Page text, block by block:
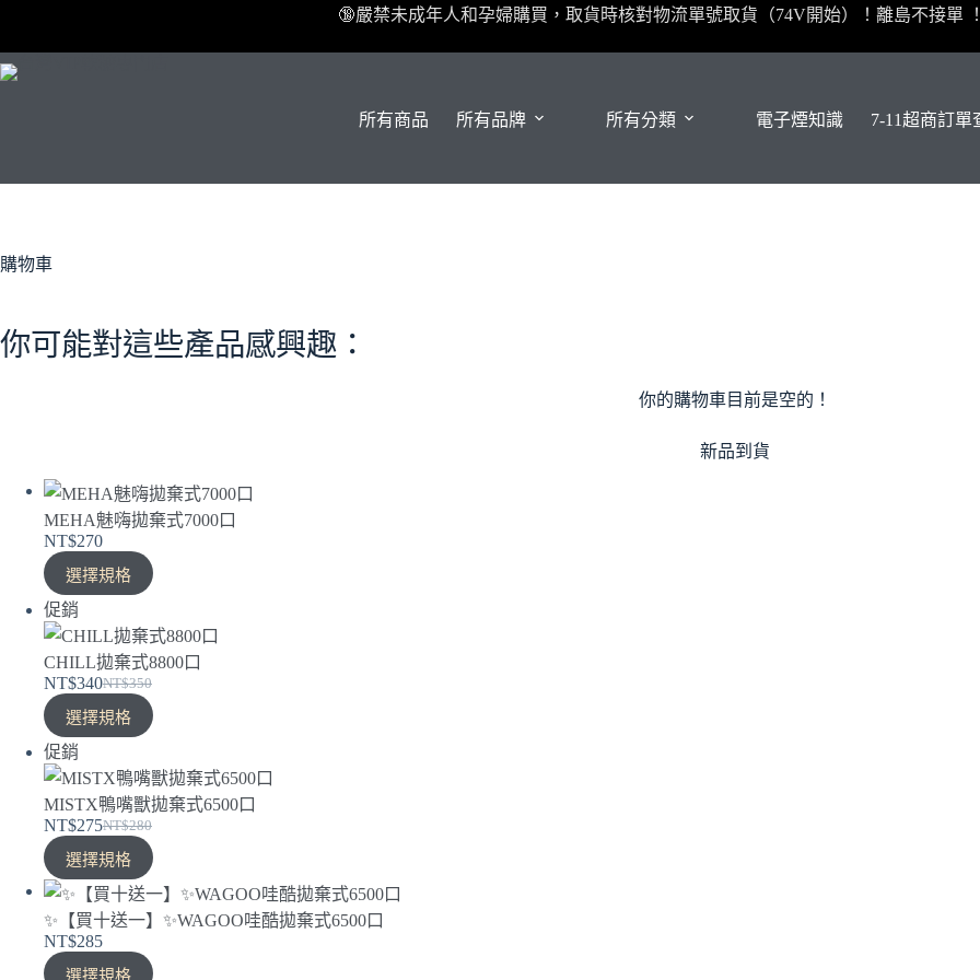
主
🔞嚴禁未成年人和孕婦購買，取貨時核對物流單號取貨（74V開始）！離島不接單 ！
所有商品 所有品牌 所有分類 電子煙知識 7-11超商訂單
購物車
你可能對這些產品感興趣：
你的購物車目前是空的！
新品到貨
MEHA魅嗨拋棄式7000口
NT$270
選擇規格
促銷
價
商
品
CHILL拋棄式8800口
NT$350
原
始
格：
NT$350。
NT$340
目
前
格：
NT$340。
選擇規格
促銷
價
商
品
MISTX鴨嘴獸拋棄式6500口
NT$280
原
始
價
格：
NT$280。
NT$275
目
前
價
格：
NT$275。
選擇規格
✨【買十送一】✨WAGOO哇酷拋棄式6500口
NT$285
選擇規格